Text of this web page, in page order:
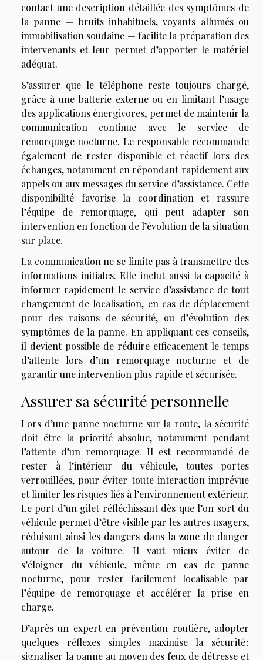
contact une description détaillée des symptômes de
la panne — bruits inhabituels, voyants allumés ou
immobilisation soudaine — facilite la préparation des
intervenants et leur permet d’apporter le matériel
adéquat.
S’assurer que le téléphone reste toujours chargé,
grâce à une batterie externe ou en limitant l’usage
des applications énergivores, permet de maintenir la
communication continue avec le service de
remorquage nocturne. Le responsable recommande
également de rester disponible et réactif lors des
échanges, notamment en répondant rapidement aux
appels ou aux messages du service d’assistance. Cette
disponibilité favorise la coordination et rassure
l’équipe de remorquage, qui peut adapter son
intervention en fonction de l’évolution de la situation
sur place.
La communication ne se limite pas à transmettre des
informations initiales. Elle inclut aussi la capacité à
informer rapidement le service d’assistance de tout
changement de localisation, en cas de déplacement
pour des raisons de sécurité, ou d’évolution des
symptômes de la panne. En appliquant ces conseils,
il devient possible de réduire efficacement le temps
d’attente lors d’un remorquage nocturne et de
garantir une intervention plus rapide et sécurisée.
Assurer sa sécurité personnelle
Lors d’une panne nocturne sur la route, la sécurité
doit être la priorité absolue, notamment pendant
l’attente d’un remorquage. Il est recommandé de
rester à l’intérieur du véhicule, toutes portes
verrouillées, pour éviter toute interaction imprévue
et limiter les risques liés à l’environnement extérieur.
Le port d’un gilet réfléchissant dès que l’on sort du
véhicule permet d’être visible par les autres usagers,
réduisant ainsi les dangers dans la zone de danger
autour de la voiture. Il vaut mieux éviter de
s’éloigner du véhicule, même en cas de panne
nocturne, pour rester facilement localisable par
l’équipe de remorquage et accélérer la prise en
charge.
D’après un expert en prévention routière, adopter
quelques réflexes simples maximise la sécurité :
signaliser la panne au moyen des feux de détresse et